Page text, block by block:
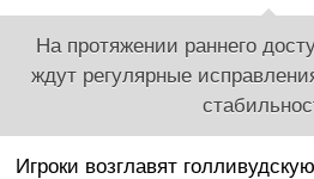
На протяжении раннего
ждут регулярные
Игроки возглавят